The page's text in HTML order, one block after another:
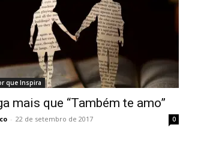
que Inspira
mais que “Também te amo”
- 22 de setembro de 2017 0